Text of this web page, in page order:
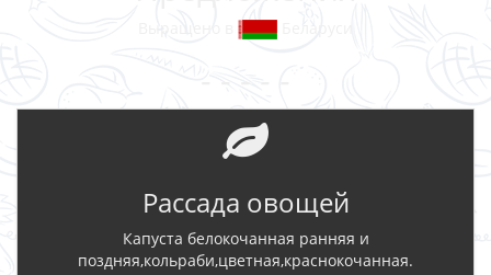
Рассада овощей
Капуста белокочанная ранняя и
поздняя,кольраби,цветная,краснокочанная.